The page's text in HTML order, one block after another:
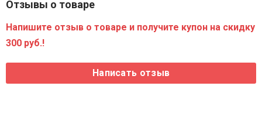
Отзывы о товаре
Напишите отзыв о товаре и получите купон на скидку
300 руб.!